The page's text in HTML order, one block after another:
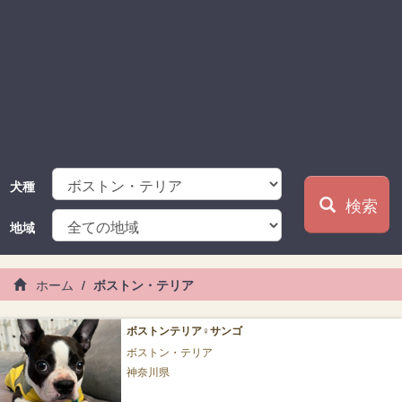
犬種
地域
検索
ホーム ボストン・テリア
ボストンテリア♀サンゴ
ボストン・テリア
神奈川県